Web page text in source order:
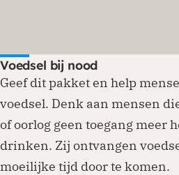
Voedsel bij nood
Geef dit pakket en help
voedsel. Denk aan mensen
of oorlog geen toegang meer
drinken. Zij ontvangen
moeilijke tijd door te komen.